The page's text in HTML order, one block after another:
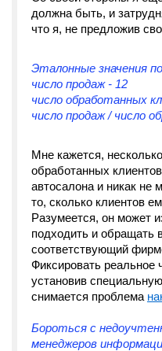
должна быть, и
что я, не предложив
Эталонные значения
число продаж - 12
число обработанных
число продаж / число
Мне кажется,
обработанных
автосалона и никак не
то, сколько клиентов
Разумеется, он может
подходить и обращать
соответствующий
Фиксировать реальное
установив
снимается проблема
Бороться с
менеджеров